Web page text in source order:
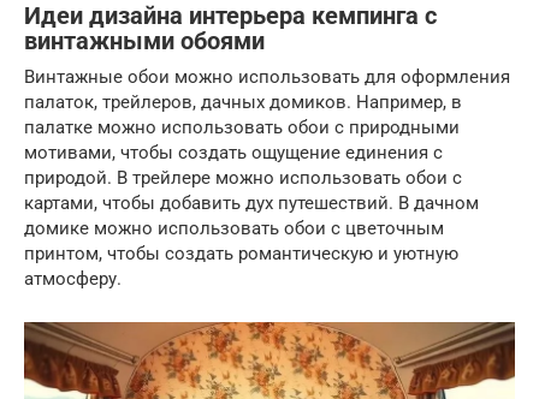
Идеи дизайна интерьера кемпинга с
винтажными обоями
Винтажные обои можно использовать для оформления
палаток, трейлеров, дачных домиков. Например, в
палатке можно использовать обои с природными
мотивами, чтобы создать ощущение единения с
природой. В трейлере можно использовать обои с
картами, чтобы добавить дух путешествий. В дачном
домике можно использовать обои с цветочным
принтом, чтобы создать романтическую и уютную
атмосферу.